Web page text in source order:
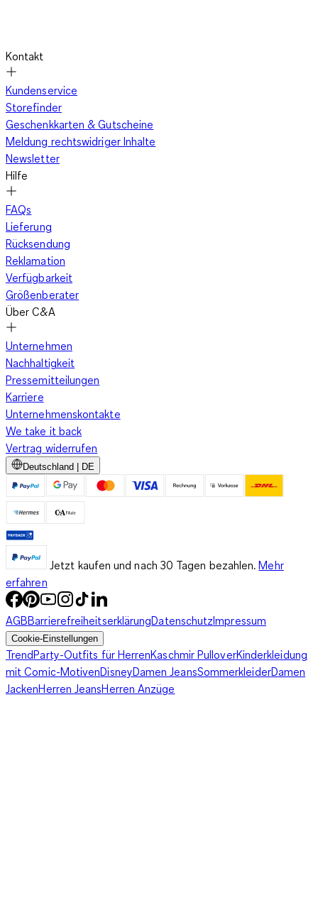
Kontakt
Kundenservice
Storefinder
Geschenkkarten & Gutscheine
Meldung rechtswidriger Inhalte
Newsletter
Hilfe
FAQs
Lieferung
Rücksendung
Reklamation
Verfügbarkeit
Größenberater
Über C&A
Unternehmen
Nachhaltigkeit
Pressemitteilungen
Karriere
Unternehmenskontakte
We take it back
Vertrag widerrufen
Deutschland | DE
Jetzt kaufen und nach 30 Tagen bezahlen. Mehr
erfahren
AGBBarrierefreiheitserklärungDatenschutzImpressum
Cookie-Einstellungen
TrendParty-Outfits für HerrenKaschmir PulloverKinderkleidung
mit Comic-MotivenDisneyDamen JeansSommerkleiderDamen
JackenHerren JeansHerren Anzüge